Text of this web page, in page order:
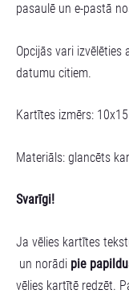
pasaulē un e-pastā
Opcijās vari
datumu citiem.
Kartītes izmērs:
Materiāls: glancēts
Svarīgi!
Ja vēlies kartītes
un norādi pie
vēlies kartītē redzēt.